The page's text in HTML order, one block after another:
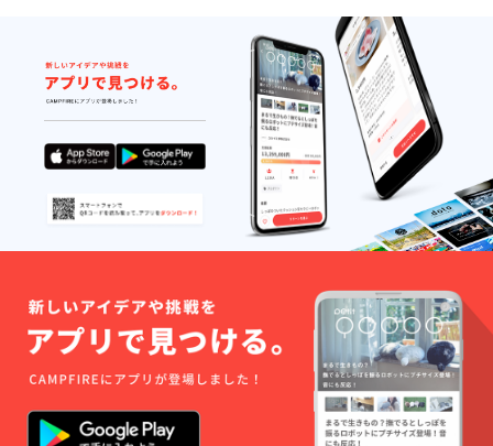
ださ
い。 ※
本文画
像内に
使用し
ており
ます小
物・野
菜類は
リター
ン品に
は含ま
れませ
ん。 閉
宅急便
でのお
届けと
なりま
す。 ※
賞味期
限はお
届け後
約６か
月間ご
ざいま
す。
（冷凍
保存の
開封後
なるべ
くお早
めにお
召し上
がりく
ださ
い。 ※
本文画
料：牛
肉（仔
牛） 添
加物：
無し ア
レル
ギー：
牛肉 ※
プロ
ジェク
ト終了
後５月
下旬頃
より順
を開始
させて
いただ
きま
す。 ※
冷凍で
宅急便
でのお
届けと